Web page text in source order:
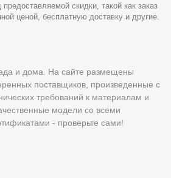
скидки, такой как заказ
ценой, бесплатную доставку и другие.
и дома. На сайте размещены
поставщиков, произведенные с
требований к материалам и
модели со всеми
- проверьте сами!